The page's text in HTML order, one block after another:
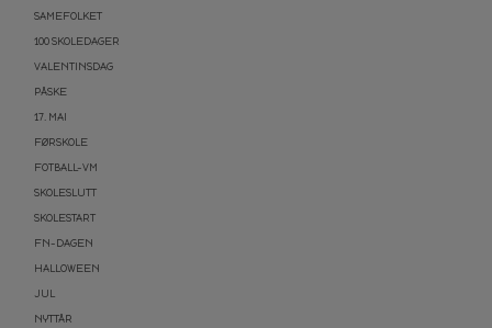
SAMEFOLKET
100 SKOLEDAGER
VALENTINSDAG
PÅSKE
17. MAI
FØRSKOLE
FOTBALL-VM
SKOLESLUTT
SKOLESTART
FN-DAGEN
HALLOWEEN
JUL
NYTTÅR